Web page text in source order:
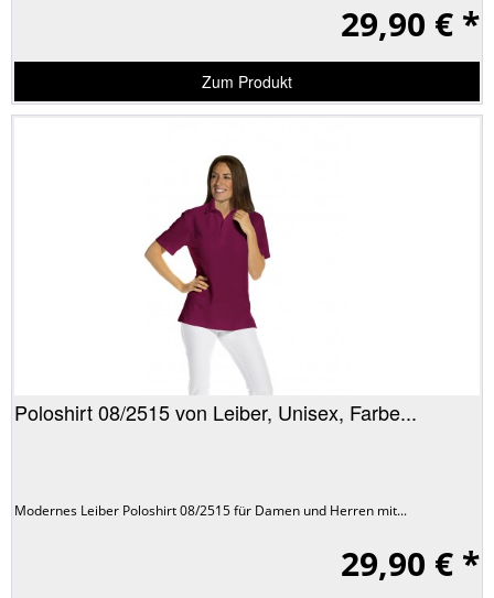
29,90 € *
Zum Produkt
Poloshirt 08/2515 von Leiber, Unisex, Farbe...
Modernes Leiber Poloshirt 08/2515 für Damen und Herren mit...
29,90 € *